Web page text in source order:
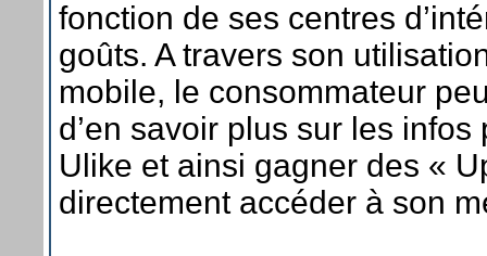
fonction de ses centres
goûts. A travers son
mobile, le consommateur
d’en savoir plus sur les
Ulike et ainsi gagner des «
directement accéder à son